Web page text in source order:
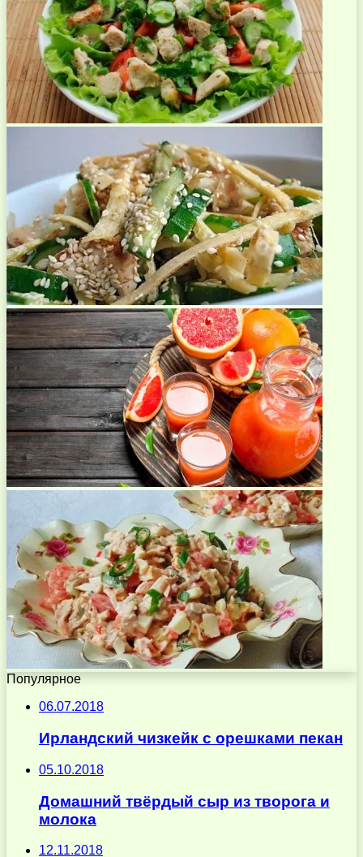
Популярное
06.07.2018
Ирландский чизкейк с орешками пекан
05.10.2018
Домашний твёрдый сыр из творога и
молока
12.11.2018